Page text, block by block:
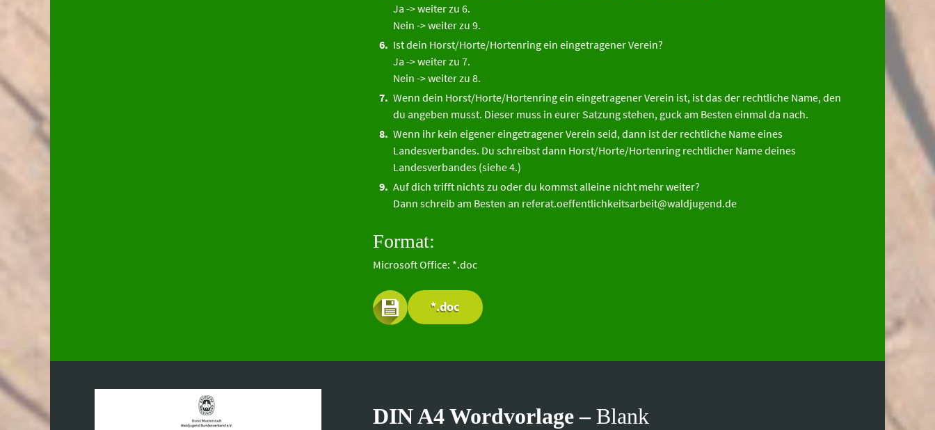
Ja -> weiter zu 6.
Nein -> weiter zu 9.
Ist dein Horst/Horte/Hortenring ein eingetragener Verein?
Ja -> weiter zu 7.
Nein -> weiter zu 8.
Wenn dein Horst/Horte/Hortenring ein eingetragener Verein ist, ist das der rechtliche Name, den
du angeben musst. Dieser muss in eurer Satzung stehen, guck am Besten einmal da nach.
Wenn ihr kein eigener eingetragener Verein seid, dann ist der rechtliche Name eines
Landesverbandes. Du schreibst dann Horst/Horte/Hortenring rechtlicher Name deines
Landesverbandes (siehe 4.)
Auf dich trifft nichts zu oder du kommst alleine nicht mehr weiter?
Dann schreib am Besten an referat.oeffentlichkeitsarbeit@waldjugend.de
Format:
Microsoft Office: *.doc
*.doc
DIN A4 Wordvorlage –Blank